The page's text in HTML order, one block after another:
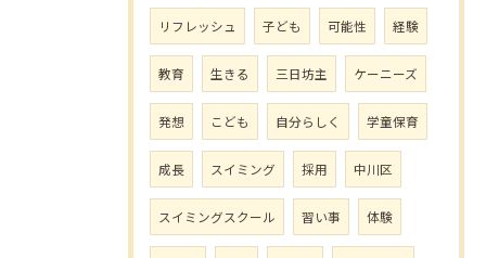
リフレッシュ 子ども 可能性 経験
教育 生きる 三日坊主 ケーニーズ
発想 こども 自分らしく 学童保育
成長 スイミング 採用 中川区
スイミングスクール 習い事 体験